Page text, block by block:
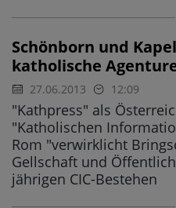
Schönborn und
katholische
27.06.2013 12:09
"Kathpress" als
"Katholischen
Rom "verwirklicht
Gellschaft und
jährigen CIC-Bestehen